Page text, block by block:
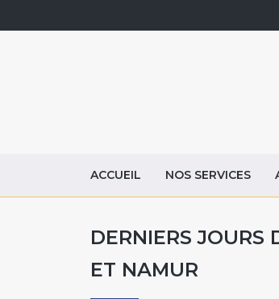
ACCUEIL NOS SERVICES
DERNIERS JOURS
ET NAMUR